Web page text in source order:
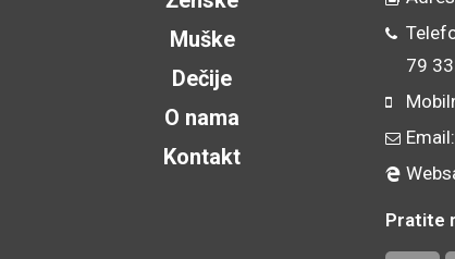
Muške
Dečije
O nama
Kontakt
79
Pratite